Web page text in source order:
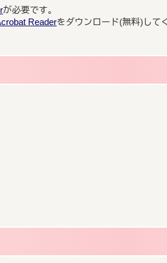
が必要です。
Readerをダウンロード(無料)して